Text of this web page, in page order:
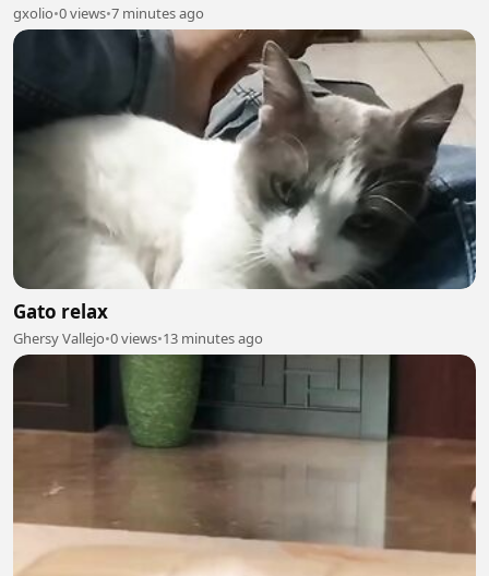
gxolio•0 views•7 minutes ago
Gato relax
Ghersy Vallejo•0 views•13 minutes ago